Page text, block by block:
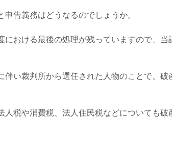
告義務はどうなるのでしょうか。
おける最後の処理が残っていますので、
い裁判所から選任された人物のことで、
税や消費税、法人住民税などについても